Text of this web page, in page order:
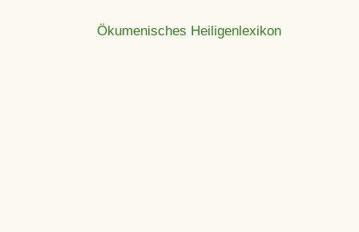
Ökumenisches Heiligenlexikon